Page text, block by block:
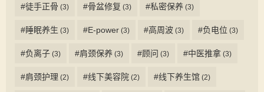
#徒手正骨 (3) #骨盆修复 (3) #私密保养 (3)
#睡眠养生 (3) #E-power (3) #高周波 (3) #负电位 (3)
#负离子 (3) #肩颈保养 (3) #顾问 (3) #中医推拿 (3)
#肩颈护理 (2) #线下美容院 (2) #线下养生馆 (2)